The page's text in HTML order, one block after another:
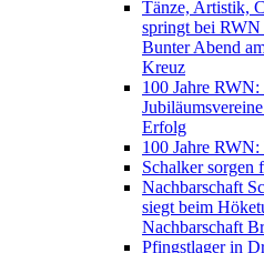
Tänze, Artistik,
springt bei
Bunter Abend
Kreuz
100 Jahre RWN:
Erfolg
100 Jahre
Schalker
Nachbarschaft
siegt beim
Nachbarschaft
Pfingstlager in